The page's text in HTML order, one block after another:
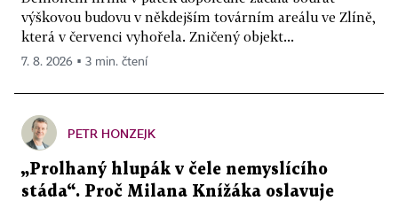
výškovou budovu v někdejším továrním areálu ve Zlíně,
která v červenci vyhořela. Zničený objekt...
7. 8. 2026 ▪ 3 min. čtení
PETR HONZEJK
„Prolhaný hlupák v čele nemyslícího
stáda“. Proč Milana Knížáka oslavuje